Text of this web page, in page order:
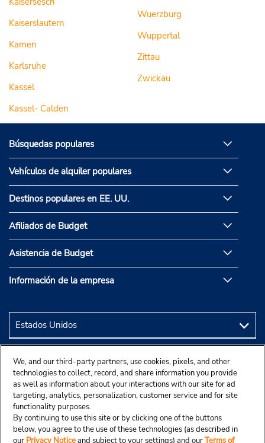
Kaiserslautern
Kamen
Karlsruhe
Kassel
Kassel- Calden
Wuerzburg
Wuppertal
Zittau
Zwickau
Búsquedas populares
Vehículos de alquiler populares
Destinos populares en EE. UU.
Afiliados de Budget
Asistencia de Budget
Información de la empresa
We, and our third-party partners, use cookies, pixels, and other
technologies to collect, record, and share information you provide
as well as information about your interactions with our site for ad
targeting, analytics, personalization, customer service and for site
functionality purposes.
By continuing to use this site or by clicking one of the buttons
below, you agree to the use of these technologies (as described in
our Privacy Noticeand subject to your settings) and ourTerms of